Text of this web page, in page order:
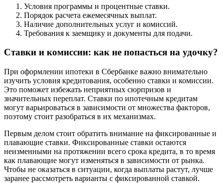
Условия программы и процентные ставки.
Порядок расчета ежемесячных выплат.
Наличие дополнительных услуг и комиссий.
Требования к заемщику и документы для подачи.
Ставки и комиссии: как не попасться на удочку?
При оформлении ипотеки в Сбербанке важно внимательно
изучить условия кредитования, особенно ставки и комиссии.
Это поможет избежать неприятных сюрпризов и
значительных переплат. Ставки по ипотечным кредитам
могут варьироваться в зависимости от множества факторов,
поэтому стоит разобраться в их механизмах.
Первым делом стоит обратить внимание на фиксированные и
плавающие ставки. Фиксированные ставки остаются
неизменными на протяжении всего срока кредита, в то время
как плавающие могут изменяться в зависимости от рынка.
Чтобы не оказаться в ситуации, когда выплаты растут, лучше
заранее рассмотреть варианты с фиксированной ставкой.